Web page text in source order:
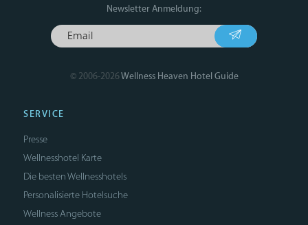
Newsletter Anmeldung:
© 2006-2026Wellness Heaven Hotel Guide
SERVICE
Presse
Wellnesshotel Karte
Die besten Wellnesshotels
Personalisierte Hotelsuche
Wellness Angebote